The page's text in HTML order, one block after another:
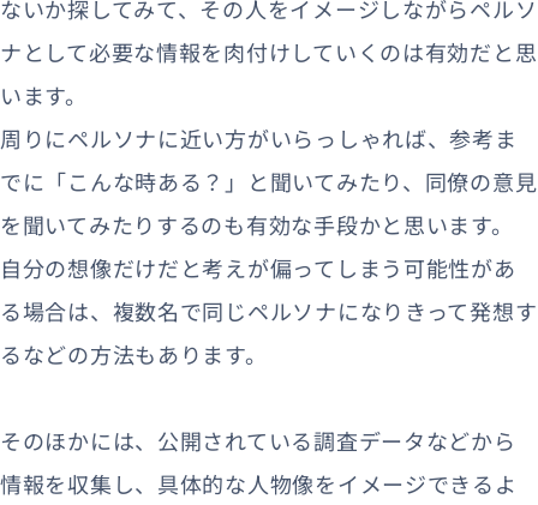
ないか探してみて、その人をイメージしながらペルソ
ナとして必要な情報を肉付けしていくのは有効だと思
います。
周りにペルソナに近い方がいらっしゃれば、参考ま
でに「こんな時ある？」と聞いてみたり、同僚の意見
を聞いてみたりするのも有効な手段かと思います。
自分の想像だけだと考えが偏ってしまう可能性があ
る場合は、複数名で同じペルソナになりきって発想す
るなどの方法もあります。
そのほかには、公開されている調査データなどから
情報を収集し、具体的な人物像をイメージできるよ